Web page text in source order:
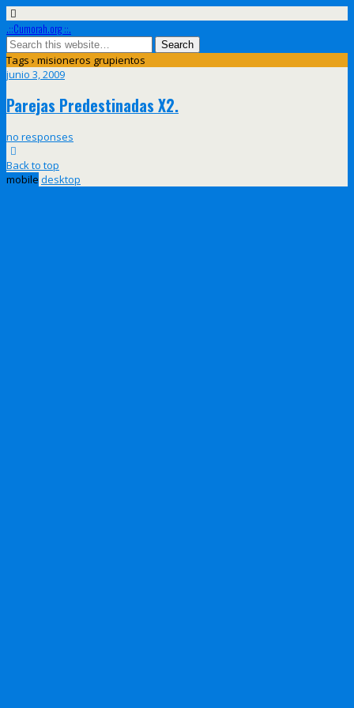
.::Cumorah.org ::.
Tags › misioneros grupientos
junio 3, 2009
Parejas Predestinadas X2.
no responses
Back to top
mobile desktop